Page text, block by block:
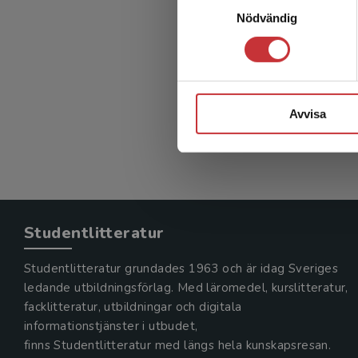
Nödvändig
Avvisa
Studentlitteratur
Studentlitteratur grundades 1963 och är idag Sveriges
ledande utbildningsförlag. Med läromedel, kurslitteratur,
facklitteratur, utbildningar och digitala
informationstjänster i utbudet,
finns Studentlitteratur med längs hela kunskapsresan.